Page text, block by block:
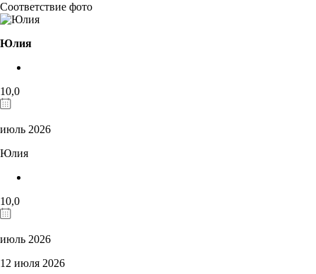
Соответствие фото
Юлия
10,0
июль 2026
Юлия
10,0
июль 2026
12 июля 2026